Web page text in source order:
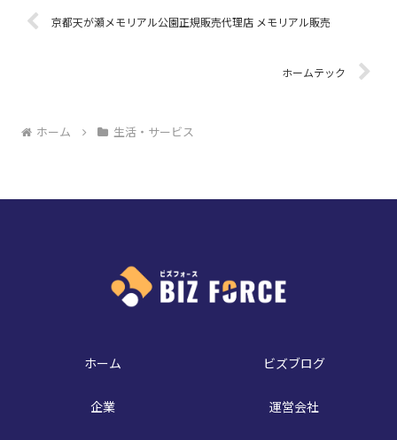
京都天が瀬メモリアル公園正規販売代理店 メモリアル販売
ホームテック
ホーム 生活・サービス
ホーム ビズブログ
企業 運営会社